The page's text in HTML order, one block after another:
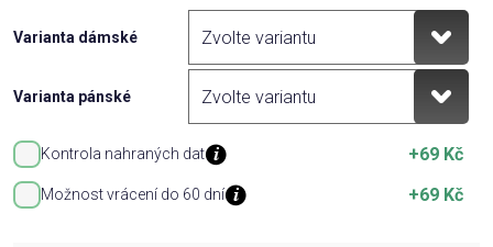
Varianta dámské
Varianta pánské
Kontrola nahraných dat +69 Kč
Možnost vrácení do 60 dní +69 Kč